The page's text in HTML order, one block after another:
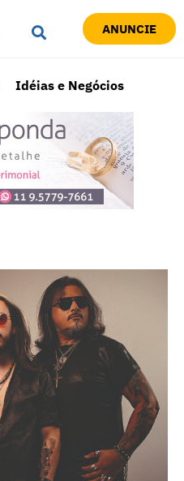
ANUNCIE
Idéias e Negócios